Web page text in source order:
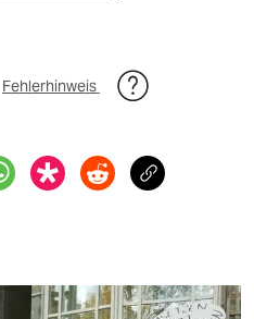
Fehlerhinweis